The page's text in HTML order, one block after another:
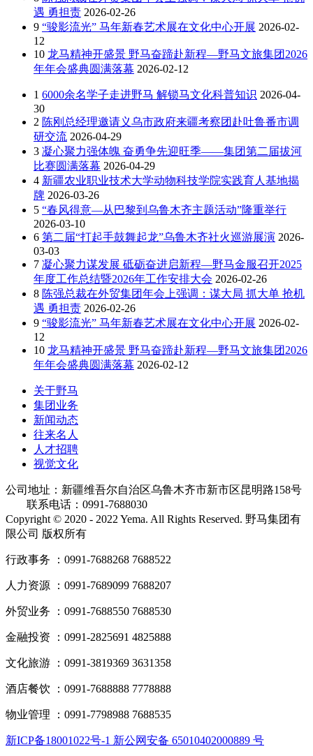
遇 勇担责 2026-02-26
9 “骏影流光” 马年新春艺术展在文化中心开展 2026-02-
12
10 龙马精神开盛景 野马奋蹄赴新程—野马文旅集团2026
年年会盛典圆满落幕 2026-02-12
1 6000余名学子走进野马 解锁马文化科普知识 2026-04-
30
2 陈刚总经理邀请义乌市政府来疆考察团赴吐鲁番市调
研交流 2026-04-29
3 凝心聚力强体魄 奋勇争先迎旺季——集团第二届拔河
比赛圆满落幕 2026-04-29
4 新疆农业职业技术大学动物科技学院实践育人基地揭
牌 2026-03-26
5 “春风得意—从巴黎到乌鲁木齐主题活动”隆重举行
2026-03-10
6 第二届“打起手鼓舞起龙”乌鲁木齐社火巡游展演 2026-
03-03
7 凝心聚力谋发展 砥砺奋进启新程—野马金服召开2025
年度工作总结暨2026年工作安排大会 2026-02-26
8 陈强总裁在外贸集团年会上强调：谋大局 抓大单 抢机
遇 勇担责 2026-02-26
9 “骏影流光” 马年新春艺术展在文化中心开展 2026-02-
12
10 龙马精神开盛景 野马奋蹄赴新程—野马文旅集团2026
年年会盛典圆满落幕 2026-02-12
关于野马
集团业务
新闻动态
往来名人
人才招聘
视觉文化
公司地址：新疆维吾尔自治区乌鲁木齐市新市区昆明路158号
联系电话：0991-7688030
Copyright © 2020 - 2022 Yema. All Rights Reserved. 野马集团有
限公司 版权所有
行政事务 ：0991-7688268 7688522
人力资源 ：0991-7689099 7688207
外贸业务 ：0991-7688550 7688530
金融投资 ：0991-2825691 4825888
文化旅游 ：0991-3819369 3631358
酒店餐饮 ：0991-7688888 7778888
物业管理 ：0991-7798988 7688535
新ICP备18001022号-1 新公网安备 65010402000889 号